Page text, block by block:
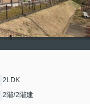
2LDK
2階/2階建